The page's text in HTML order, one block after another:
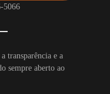
5066
transparência e a
sempre aberto ao